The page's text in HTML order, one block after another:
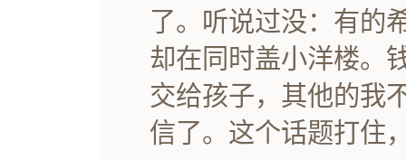
了。听说过没：有的
却在同时盖小洋楼。
交给孩子，其他的我
信了。这个话题打住